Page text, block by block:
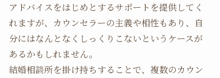
アドバイスをはじめとするサポートを提供してく
れますが、カウンセラーの主義や相性もあり、自
分にはなんとなくしっくりこないというケースが
あるかもしれません。
結婚相談所を掛け持ちすることで、複数のカウン